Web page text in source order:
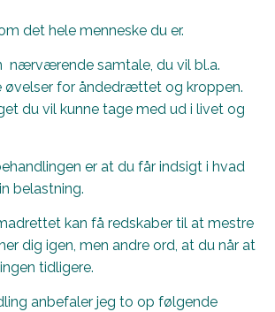
det hele menneske du er.
nærværende samtale, du vil bl.a.
øvelser for åndedrættet og kroppen.
du vil kunne tage med ud i livet og
er at du får indsigt i hvad
belastning.
kan få redskaber til at mestre
dig igen, men andre ord, at du når at
tidligere.
anbefaler jeg to op følgende